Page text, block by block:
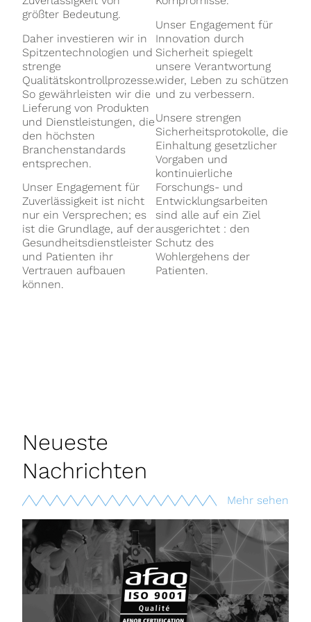
größter Bedeutung.
Daher investieren wir in
Spitzentechnologien und
strenge
Qualitätskontrollprozesse.
So gewährleisten wir die
Lieferung von Produkten
und Dienstleistungen, die
den höchsten
Branchenstandards
entsprechen.
Unser Engagement für
Zuverlässigkeit ist nicht
nur ein Versprechen; es
ist die Grundlage, auf der
Gesundheitsdienstleister
und Patienten ihr
Vertrauen aufbauen
können.
Unser Engagement für
Innovation durch
Sicherheit spiegelt
unsere Verantwortung
wider, Leben zu schützen
und zu verbessern.
Unsere strengen
Sicherheitsprotokolle, die
Einhaltung gesetzlicher
Vorgaben und
kontinuierliche
Forschungs- und
Entwicklungsarbeiten
sind alle auf ein Ziel
ausgerichtet : den
Schutz des
Wohlergehens der
Patienten.
Neueste
Nachrichten
Mehr sehen